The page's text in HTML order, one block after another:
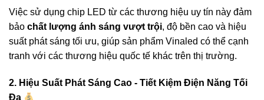
Việc sử dụng chip LED từ các thương hiệu uy tín này đảm
bảo chất lượng ánh sáng vượt trội, độ bền cao và hiệu
suất phát sáng tối ưu, giúp sản phẩm Vinaled có thể cạnh
tranh với các thương hiệu quốc tế khác trên thị trường.
2. Hiệu Suất Phát Sáng Cao - Tiết Kiệm Điện Năng Tối
Đa